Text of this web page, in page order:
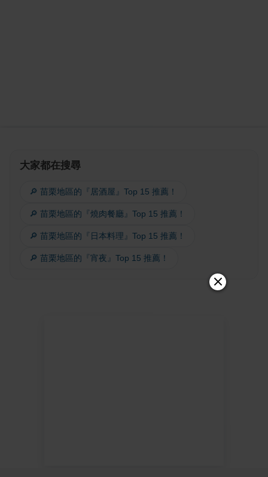
大家都在搜尋
🔎 苗栗地區的『居酒屋』Top 15 推薦！
🔎 苗栗地區的『燒肉餐廳』Top 15 推薦！
🔎 苗栗地區的『日本料理』Top 15 推薦！
🔎 苗栗地區的『宵夜』Top 15 推薦！